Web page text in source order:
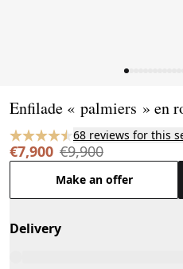
Enfilade « palmiers » en
68 reviews for this
€7,900 €9,900
Make an offer
Delivery